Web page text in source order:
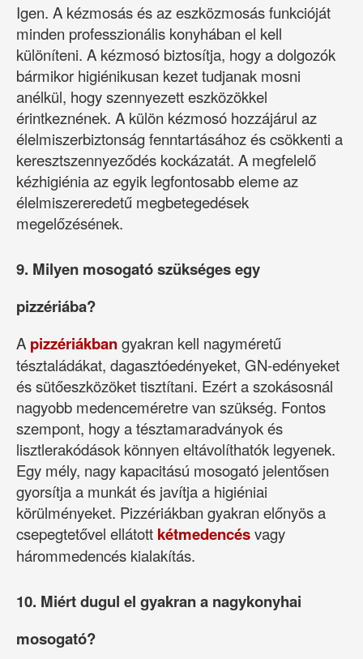
Igen. A kézmosás és az eszközmosás funkcióját
minden professzionális konyhában el kell
különíteni. A kézmosó biztosítja, hogy a dolgozók
bármikor higiénikusan kezet tudjanak mosni
anélkül, hogy szennyezett eszközökkel
érintkeznének. A külön kézmosó hozzájárul az
élelmiszerbiztonság fenntartásához és csökkenti a
keresztszennyeződés kockázatát. A megfelelő
kézhigiénia az egyik legfontosabb eleme az
élelmiszereredetű megbetegedések
megelőzésének.
9. Milyen mosogató szükséges egy
pizzériába?
A pizzériákbangyakran kell nagyméretű
tésztaládákat, dagasztóedényeket, GN-edényeket
és sütőeszközöket tisztítani. Ezért a szokásosnál
nagyobb medenceméretre van szükség. Fontos
szempont, hogy a tésztamaradványok és
lisztlerakódások könnyen eltávolíthatók legyenek.
Egy mély, nagy kapacitású mosogató jelentősen
gyorsítja a munkát és javítja a higiéniai
körülményeket. Pizzériákban gyakran előnyös a
csepegtetővel ellátott kétmedencésvagy
hárommedencés kialakítás.
10. Miért dugul el gyakran a nagykonyhai
mosogató?